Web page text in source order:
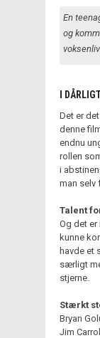
En
og
I
Det er
denne
endnu
rollen
i
man selv
Talent
Og det
kunne
havde et
særligt
stjerne.
Stærkt
Bryan
Jim